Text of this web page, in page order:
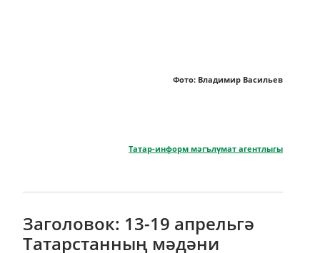
Фото: Владимир Васильев
Татар-информ мәгълүмат агентлыгы
Заголовок: 13-19 апрельгә
Татарстанның мәдәни